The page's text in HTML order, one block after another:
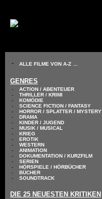
- ALLE FILME VON A-Z
GENRES
-
-
-
-
-
-
-
-
-
-
-
-
-
-
-
-
-
ACTION / ABENTEUER
THRILLER / KRIMI
KOMÖDIE
SCIENCE FICTION / FANTASY
HORROR / SPLATTER / MYSTERY
DRAMA
KINDER / JUGEND
MUSIK / MUSICAL
KRIEG
EROTIK
WESTERN
ANIMATION
DOKUMENTATION / KURZFILM
SERIEN
HÖRSPIELE / HÖRBÜCHER
BÜCHER
SOUNDTRACK
DIE 25 NEUESTEN KRITIKEN